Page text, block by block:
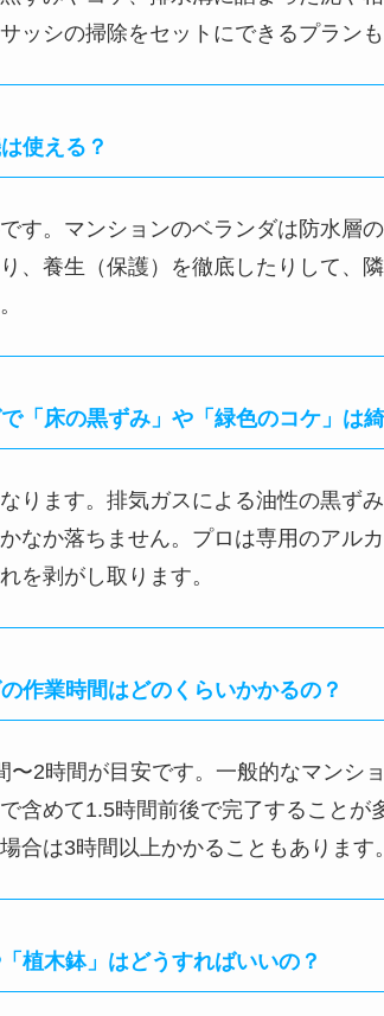
や「植木鉢」はどうすればいいの？
壁面（手が届く範囲）が一般的です
ずみやコケ、排水溝に詰まった泥や
す。マンションのベランダは防水層
、養生（保護）を徹底したりして、
ります。排気ガスによる油性の黒ず
なか落ちません。プロは専用のアル